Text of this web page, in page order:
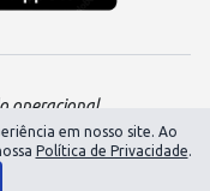
operacional.
em nosso site. Ao
Política de Privacidade.